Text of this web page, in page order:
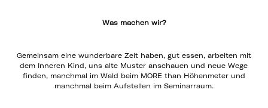
Was machen wir?
Gemeinsam eine wunderbare Zeit haben, gut essen, arbeiten mit
dem Inneren Kind, uns alte Muster anschauen und neue Wege
finden, manchmal im Wald beim MORE than Höhenmeter und
manchmal beim Aufstellen im Seminarraum.